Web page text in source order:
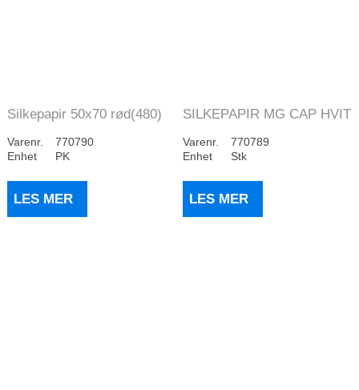
Silkepapir 50x70 rød(480)
Varenr.
770790
Enhet
PK
LES MER
SILKEPAPIR MG CAP HVIT
Varenr.
770789
Enhet
Stk
LES MER